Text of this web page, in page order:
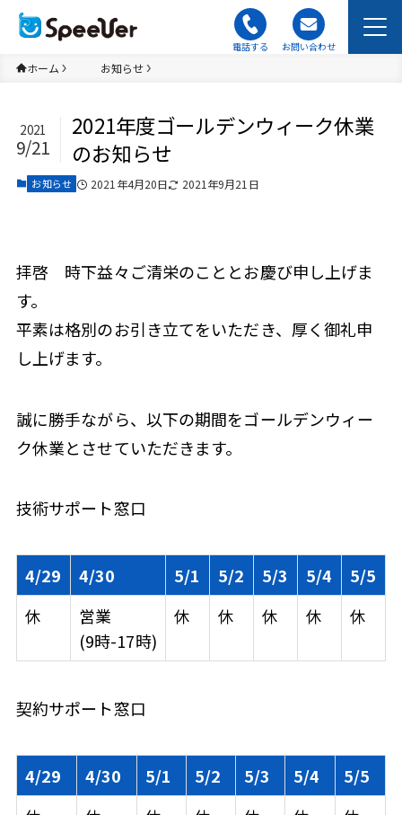
電話する お問い合わせ
ホーム お知らせ
2021年度ゴールデンウィーク休業
のお知らせ
2021
9/21
お知らせ 2021年4月20日 2021年9月21日
拝啓 時下益々ご清栄のこととお慶び申し上げま
す。
平素は格別のお引き立てをいただき、厚く御礼申
し上げます。
誠に勝手ながら、以下の期間をゴールデンウィー
ク休業とさせていただきます。
技術サポート窓口
4/29 4/30 5/1 5/2 5/3 5/4
5/5
休
営業
(9時-17時)
休 休 休 休 休
契約サポート窓口
4/29 4/30 5/1 5/2 5/3 5/4
5/5